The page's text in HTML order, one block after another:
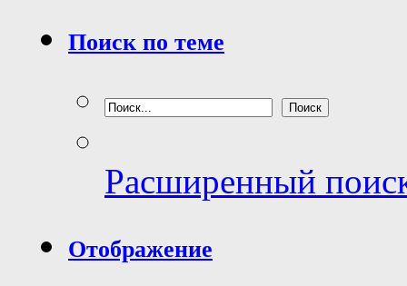
Поиск по теме
Расширенный
Отображение